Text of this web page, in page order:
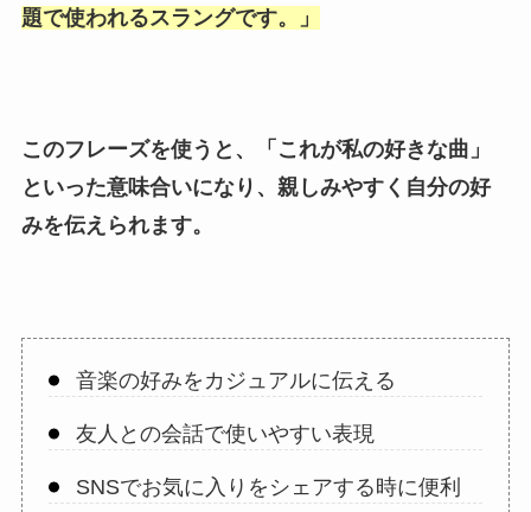
題で使われるスラングです。」
このフレーズを使うと、「 これが私の好きな曲 」
といった意味合いになり、親しみやすく自分の好
みを伝えられます。
音楽の好みをカジュアルに伝える
友人との会話で使いやすい表現
SNSでお気に入りをシェアする時に便利